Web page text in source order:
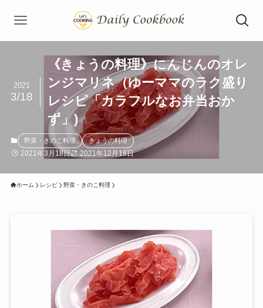
《きょうの料理》にんじんのオレ
ンジマリネ（ゆーママのラク盛り
レシピ「カラフルなお弁当おか
ず」)
2021
3/18
野菜・きのこ料理 きょうの料理
2021年3月18日 2021年12月18日
ホーム レシピ 野菜・きのこ料理